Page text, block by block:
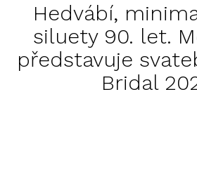
Hedvábí,
siluety 90. let.
představuje
Bridal